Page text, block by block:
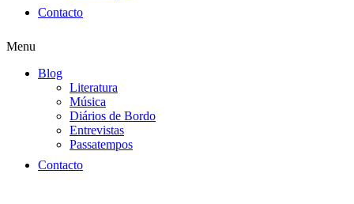
Contacto
Menu
Blog
Literatura
Música
Diários de Bordo
Entrevistas
Passatempos
Contacto